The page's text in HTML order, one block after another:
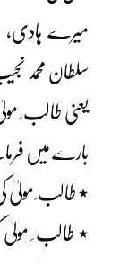
میرے ہادی،
سلطان محمد
یعنی طالب
بارے میں
٭ طالب ِ مولیٰ
٭ طالب ِ مولیٰ